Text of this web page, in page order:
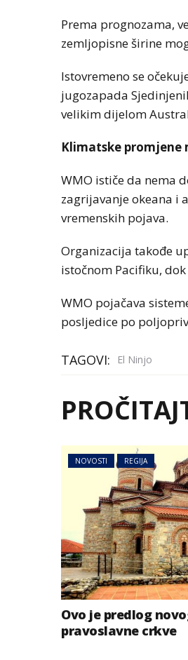
Prema prognozama,
zemljopisne širine
Istovremeno se
jugozapada
velikim dijelom
Klimatske promjene
WMO ističe da nema
zagrijavanje okeana i
vremenskih pojava.
Organizacija takođe
istočnom Pacifiku,
WMO pojačava
posljedice po
TAGOVI: El Ninjo
NOVOSTI REGIJA
Ovo je predlog
pravoslavne crkve